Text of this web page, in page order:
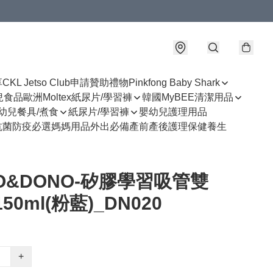
CKL Jetso Club申請贊助禮物Pinkfong Baby Shark
食品歐洲Moltex紙尿片/學習褲
韓國MyBEE清潔用品
兒餐具/煮食 紙尿片/學習褲
嬰幼兒護理用品
菌防疫必選媽媽用品外出必備產前產後護理保健養生
矽膠學習吸管雙
粉藍)_DN020
+